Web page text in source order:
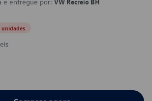
unidades